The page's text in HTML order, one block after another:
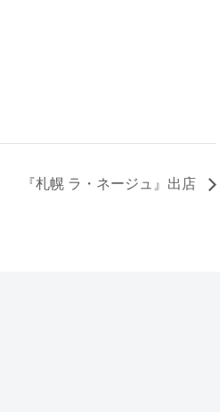
『札幌 ラ・ネージュ』出店